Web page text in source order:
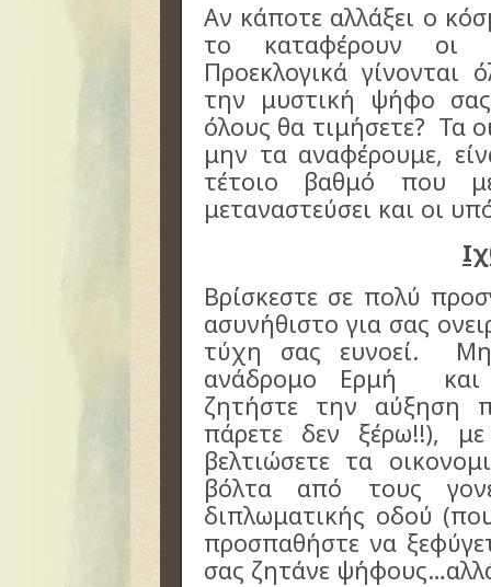
Αν κάποτε αλλάξει ο
το καταφέρουν οι
Προεκλογικά γίνονται
την μυστική ψήφο
όλους θα τιμήσετε? Τα
μην τα αναφέρουμε,
τέτοιο βαθμό που
μεταναστεύσει και οι
Βρίσκεστε σε πολύ
ασυνήθιστο για σας
τύχη σας ευνοεί.
ανάδρομο Ερμή και
ζητήστε την αύξηση
πάρετε δεν ξέρω!!), με
βελτιώσετε τα
βόλτα από τους
διπλωματικής οδού
προσπαθήστε να
σας ζητάνε